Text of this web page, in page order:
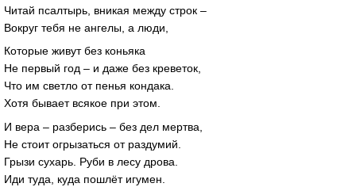
Читай псалтырь, вникая между строк –
Вокруг тебя не ангелы, а люди,
Которые живут без коньяка
Не первый год – и даже без креветок,
Что им светло от пенья кондака.
Хотя бывает всякое при этом.
И вера – разберись – без дел мертва,
Не стоит огрызаться от раздумий.
Грызи сухарь. Руби в лесу дрова.
Иди туда, куда пошлёт игумен.